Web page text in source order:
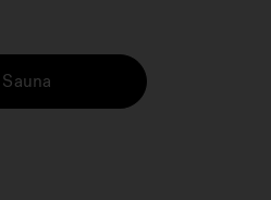
Sauna